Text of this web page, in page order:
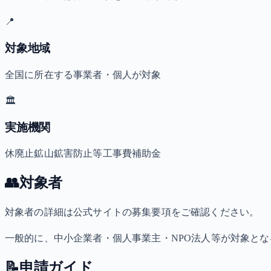
📍
対象地域
全国に所在する事業者・個人が対象
🏛️
実施機関
休廃止鉱山鉱害防止等工事費補助金
👥対象者
対象者の詳細は公式サイトの募集要項をご確認ください。
一般的に、中小企業者・個人事業主・NPO法人等が対象とな
📝申請ガイド